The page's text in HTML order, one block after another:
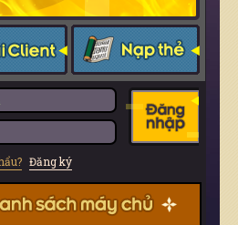
Đăng ký